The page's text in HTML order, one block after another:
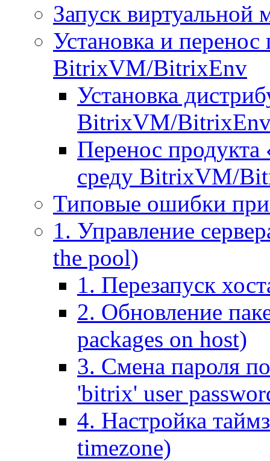
Запуск
Установка и
BitrixVM/BitrixEnv
Установка
BitrixVM/
Перенос
среду BitrixVM/
Типовые ошибки при
1. Управление
the pool)
1. Перезапуск
2. Обновление
packages on host)
3. Смена пароля
'bitrix' user
4. Настройка
timezone)